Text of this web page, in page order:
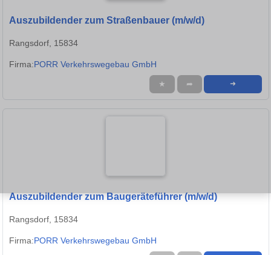
Auszubildender zum Straßenbauer (m/w/d)
Rangsdorf, 15834
Firma:PORR Verkehrswegebau GmbH
★ ➦ ➜
Auszubildender zum Baugeräteführer (m/w/d)
Rangsdorf, 15834
Firma:PORR Verkehrswegebau GmbH